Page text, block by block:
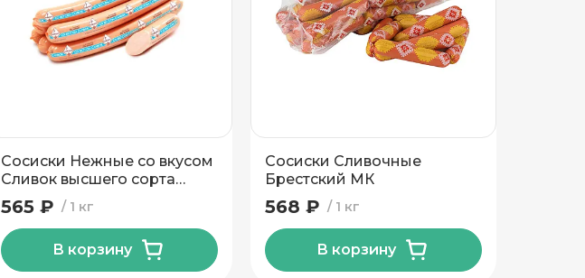
Сосиски Нежные со вкусом
Сливок высшего сорта
Пинский МК
1 кг
565 ₽
В корзину
Сосиски Сливочные
Брестский МК
1 кг
568 ₽
В корзину